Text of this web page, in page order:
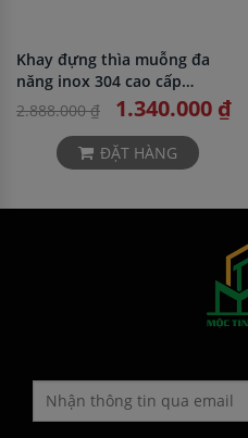
Khay đựng thìa muỗng đa
năng inox 304 cao cấp
Bosseu BS304.800KC
2.888.000 ₫ 1.340.000 ₫
ĐẶT HÀNG